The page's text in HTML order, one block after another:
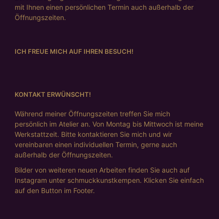
mit Ihnen einen persönlichen Termin auch außerhalb der
Öffnungszeiten.
ICH FREUE MICH AUF IHREN BESUCH!
KONTAKT ERWÜNSCHT!
Während meiner Öffnungszeiten treffen Sie mich
persönlich im Atelier an. Von Montag bis Mittwoch ist meine
Werkstattzeit. Bitte kontaktieren Sie mich und wir
vereinbaren einen individuellen Termin, gerne auch
außerhalb der Öffnungszeiten.
Bilder von weiteren neuen Arbeiten finden Sie auch auf
Instagram unter schmuckkunstkempen. Klicken Sie einfach
auf den Button im Footer.